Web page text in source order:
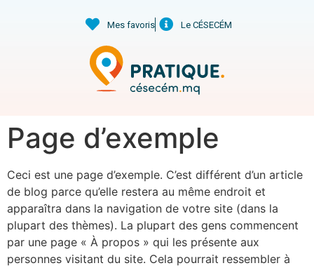
Mes favoris Le CÉSECÉM
Page d’exemple
Ceci est une page d’exemple. C’est différent d’un article
de blog parce qu’elle restera au même endroit et
apparaîtra dans la navigation de votre site (dans la
plupart des thèmes). La plupart des gens commencent
par une page « À propos » qui les présente aux
personnes visitant du site. Cela pourrait ressembler à